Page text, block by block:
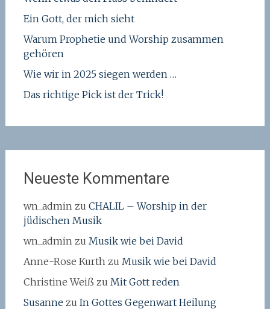
Ein Gott, der mich sieht
Warum Prophetie und Worship zusammen
gehören
Wie wir in 2025 siegen werden …
Das richtige Pick ist der Trick!
Neueste Kommentare
wn_adminzu CHALIL – Worship in der
jüdischen Musik
wn_adminzu Musik wie bei David
Anne-Rose Kurthzu Musik wie bei David
Christine Weiß zu Mit Gott reden
Susanne zu In Gottes Gegenwart Heilung